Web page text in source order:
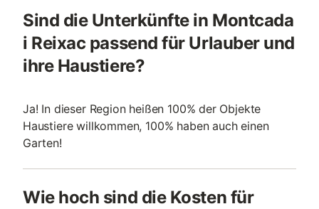
Sind die Unterkünfte in Montcada
i Reixac passend für Urlauber und
ihre Haustiere?
Ja! In dieser Region heißen 100% der Objekte
Haustiere willkommen, 100% haben auch einen
Garten!
Wie hoch sind die Kosten für